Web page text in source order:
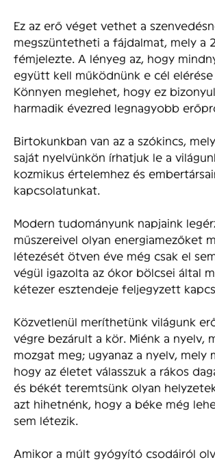
Ez az erő véget vethet a
megszüntetheti a fájdalmat, mely a
fémjelezte. A lényeg az, hogy
együtt kell működnünk e cél elérése
Könnyen meglehet, hogy ez
harmadik évezred legnagyobb
Birtokunkban van az a szókincs,
saját nyelvünkön írhatjuk le a
kozmikus értelemhez és
kapcsolatunkat.
Modern tudományunk napjaink
műszereivel olyan energiamezőket
létezését ötven éve még csak el
végül igazolta az ókor bölcsei által
kétezer esztendeje feljegyzett
Közvetlenül meríthetünk világunk
végre bezárult a kör. Miénk a nyelv,
mozgat meg; ugyanaz a nyelv, mely
hogy az életet válasszuk a rákos
és békét teremtsünk olyan
azt hihetnénk, hogy a béke még
sem létezik.
Amikor a múlt gyógyító csodáiról